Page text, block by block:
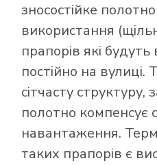
зносостійке
використання
прапорів які
постійно на вулиці.
сітчасту структуру,
полотно компенсує
навантаження.
таких прапорів є